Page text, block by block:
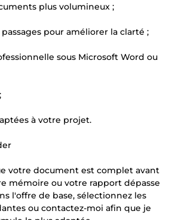
plus volumineux ;
pour améliorer la clarté ;
sous Microsoft Word ou
à votre projet.
votre document est complet avant
mémoire ou votre rapport dépasse
l'offre de base, sélectionnez les
ou contactez-moi afin que je